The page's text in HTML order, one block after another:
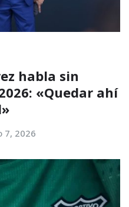
habla sin
«Quedar ahí
7, 2026